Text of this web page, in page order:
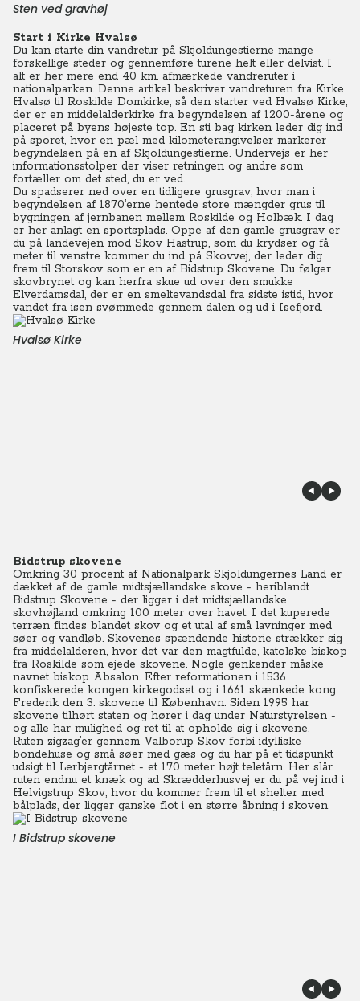
Sten ved gravhøj
Start i Kirke Hvalsø
Du kan starte din vandretur på Skjoldungestierne mange
forskellige steder og gennemføre turene helt eller delvist. I
alt er her mere end 40 km. afmærkede vandreruter i
nationalparken. Denne artikel beskriver vandreturen fra Kirke
Hvalsø til Roskilde Domkirke, så den starter ved Hvalsø Kirke,
der er en middelalderkirke fra begyndelsen af 1200-årene og
placeret på byens højeste top. En sti bag kirken leder dig ind
på sporet, hvor en pæl med kilometerangivelser markerer
begyndelsen på en af Skjoldungestierne. Undervejs er her
informationsstolper der viser retningen og andre som
fortæller om det sted, du er ved.
Du spadserer ned over en tidligere grusgrav, hvor man i
begyndelsen af 1870’erne hentede store mængder grus til
bygningen af jernbanen mellem Roskilde og Holbæk. I dag
er her anlagt en sportsplads. Oppe af den gamle grusgrav er
du på landevejen mod Skov Hastrup, som du krydser og få
meter til venstre kommer du ind på Skovvej, der leder dig
frem til Storskov som er en af Bidstrup Skovene. Du følger
skovbrynet og kan herfra skue ud over den smukke
Elverdamsdal, der er en smeltevandsdal fra sidste istid, hvor
vandet fra isen svømmede gennem dalen og ud i Isefjord.
Hvalsø Kirke
Bidstrup skovene
Omkring 30 procent af Nationalpark Skjoldungernes Land er
dækket af de gamle midtsjællandske skove - heriblandt
Bidstrup Skovene - der ligger i det midtsjællandske
skovhøjland omkring 100 meter over havet. I det kuperede
terræn findes blandet skov og et utal af små lavninger med
søer og vandløb. Skovenes spændende historie strækker sig
fra middelalderen, hvor det var den magtfulde, katolske biskop
fra Roskilde som ejede skovene. Nogle genkender måske
navnet biskop Absalon. Efter reformationen i 1536
konfiskerede kongen kirkegodset og i 1661 skænkede kong
Frederik den 3. skovene til København. Siden 1995 har
skovene tilhørt staten og hører i dag under Naturstyrelsen -
og alle har mulighed og ret til at opholde sig i skovene.
Ruten zigzag’er gennem Valborup Skov forbi idylliske
bondehuse og små søer med gæs og du har på et tidspunkt
udsigt til Lerbjergtårnet - et 170 meter højt teletårn. Her slår
ruten endnu et knæk og ad Skrædderhusvej er du på vej ind i
Helvigstrup Skov, hvor du kommer frem til et shelter med
bålplads, der ligger ganske flot i en større åbning i skoven.
I Bidstrup skovene